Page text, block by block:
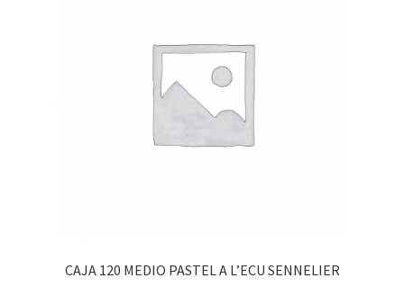
CAJA 120 MEDIO PASTEL A L’ECU SENNELIER